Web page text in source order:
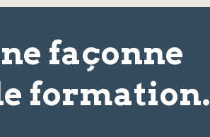
façonne
formation.